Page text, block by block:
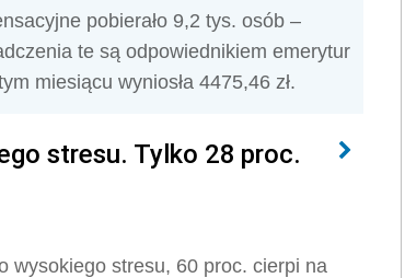
pobierało 9,2 tys. osób –
te są odpowiednikiem emerytur
miesiącu wyniosła 4475,46 zł.
stresu. Tylko 28 proc.
wysokiego stresu, 60 proc. cierpi na